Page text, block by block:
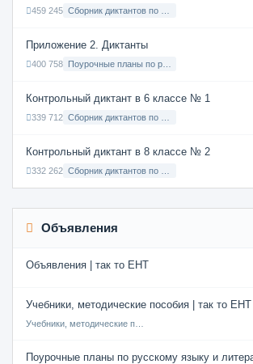
459 245
Приложение 2. Диктанты
400 758
Контрольный диктант в 6 классе № 1
339 712
Контрольный диктант в 8 классе № 2
332 262
Объявления
Объявления | так то ЕНТ
Учебники, методические пособия | так то ЕНТ
Поурочные планы по русскому языку и